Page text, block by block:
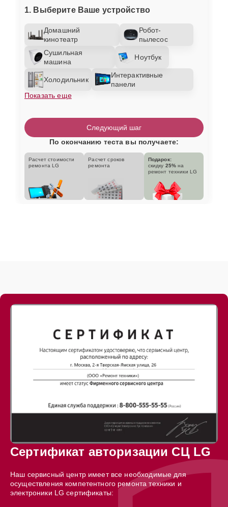
1. Выберите Ваше устройство
Домашний
кинотеатр
Робот-
пылесос
Сушильная
машина
Ноутбук
Холодильник
Интерактивные
панели
Показать еще
Следующий шаг
По окончанию теста вы получаете:
Расчет стоимости
ремонта LG
Расчет сроков
ремонта
Подарок:
скидку 25% на
ремонт техники LG
Сертификат авторизации СЦ LG
Наш сервисный центр имеет все необходимые для
осуществления компетентного ремонта техники и
электроники LG сертификаты: